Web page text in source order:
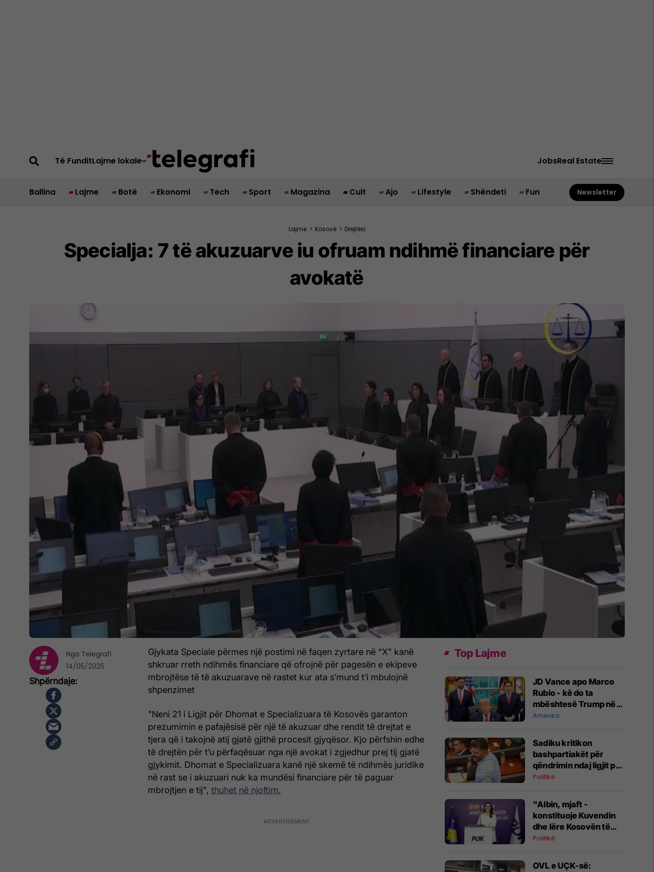
Të FunditLajme lokale JobsReal Estate
Ballina Lajme Botë Ekonomi Tech Sport Magazina Cult Ajo Lifestyle Shëndeti Fun Newsletter
Lajme > Kosovë > Drejtësi
Specialja: 7 të akuzuarve iu ofruam ndihmë financiare për
avokatë
Gjykata Speciale përmes një postimi në faqen zyrtare në “X” kanë
shkruar rreth ndihmës financiare që ofrojnë për pagesën e ekipeve
mbrojtëse të të akuzuarave në rastet kur ata s’mund t’i mbulojnë
shpenzimet
"Neni 21 i Ligjit për Dhomat e Specializuara të Kosovës garanton
prezumimin e pafajësisë për një të akuzuar dhe rendit të drejtat e
tjera që i takojnë atij gjatë gjithë procesit gjyqësor. Kjo përfshin edhe
të drejtën për t’u përfaqësuar nga një avokat i zgjedhur prej tij gjatë
gjykimit. Dhomat e Specializuara kanë një skemë të ndihmës juridike
në rast se i akuzuari nuk ka mundësi financiare për të paguar
mbrojtjen e tij", thuhet në njoftim.
Nga Telegrafi
14/05/2026
Top Lajme
JD Vance apo Marco
Rubio - kë do ta
mbështesë Trump në
zgjedhjet presidenciale
Amerika
Sadiku kritikon
bashpartiakët për
qëndrimin ndaj ligjit për
shtetësinë: Ne është
nuk e bëmë
Politikë
"Albin, mjaft -
konstituoje Kuvendin
dhe lëre Kosovën të
ecë përpara", reagon
Politikë
OVL e UÇK-së: